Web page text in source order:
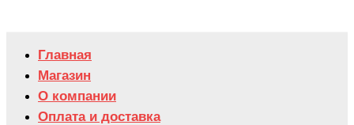
Главная
Магазин
О компании
Оплата и доставка